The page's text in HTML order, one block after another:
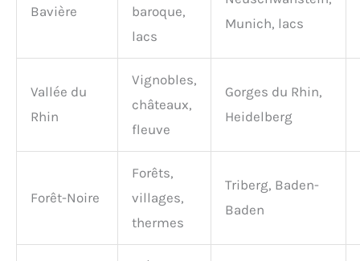
Bavière
baroque,
lacs
Munich, lacs
Vallée du
Rhin
Vignobles,
châteaux,
fleuve
Gorges du Rhin,
Heidelberg
Forêt-Noire
Forêts,
villages,
thermes
Triberg, Baden-
Baden